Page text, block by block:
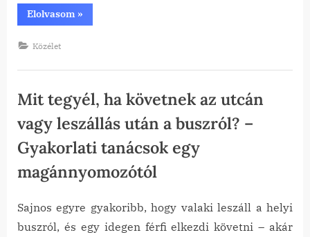
Elolvasom “Online
pénzed
alatt”
»
Közélet
Mit tegyél, ha követnek az utcán
vagy leszállás után a buszról? –
Gyakorlati tanácsok egy
magánnyomozótól
Posted
on
2026-
06-18
By
tanai
Sajnos egyre gyakoribb, hogy valaki leszáll a helyi
buszról, és egy idegen férfi elkezdi követni – akár